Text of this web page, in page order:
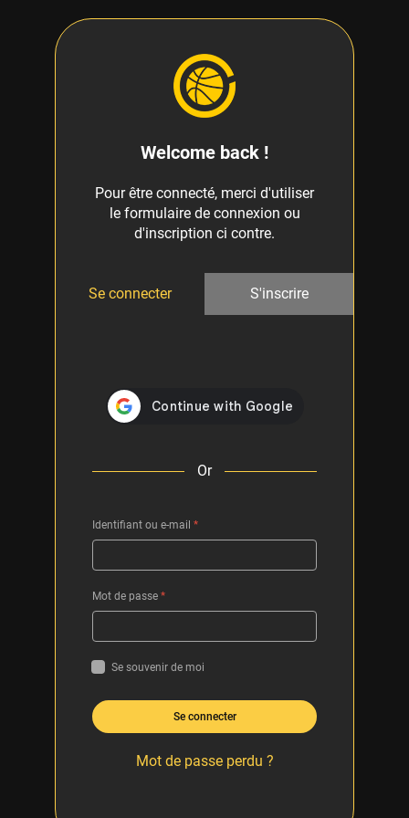
Welcome back !
Pour être connecté, merci d'utiliser
le formulaire de connexion ou
d'inscription ci contre.
Se connecter S'inscrire
Or
Identifiant ou e-mail *
Mot de passe *
Se souvenir de moi
Se connecter
Mot de passe perdu ?